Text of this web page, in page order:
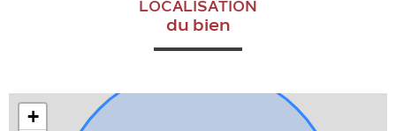
LOCALISATION
du bien
+